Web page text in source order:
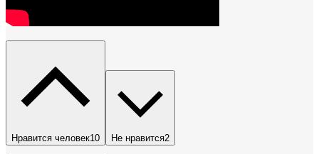
Нравится человек10 Не нравится2